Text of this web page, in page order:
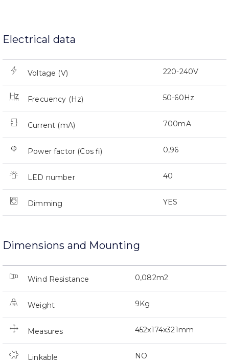
Electrical data
Voltage (V) 220-240V
Frecuency (Hz) 50-60Hz
Current (mA) 700mA
Power factor (Cos fi) 0,96
LED number 40
Dimming YES
Dimensions and Mounting
Wind Resistance 0,082m2
Weight 9Kg
Measures 452x174x321mm
Linkable NO